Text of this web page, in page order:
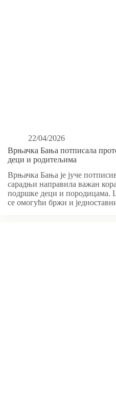
22/04/2026
Врњачка Бања потписала
деци и родитељима
Врњачка Бања је јуче
сарадњи направила важан
подршке деци и породицама.
се омогући бржи и